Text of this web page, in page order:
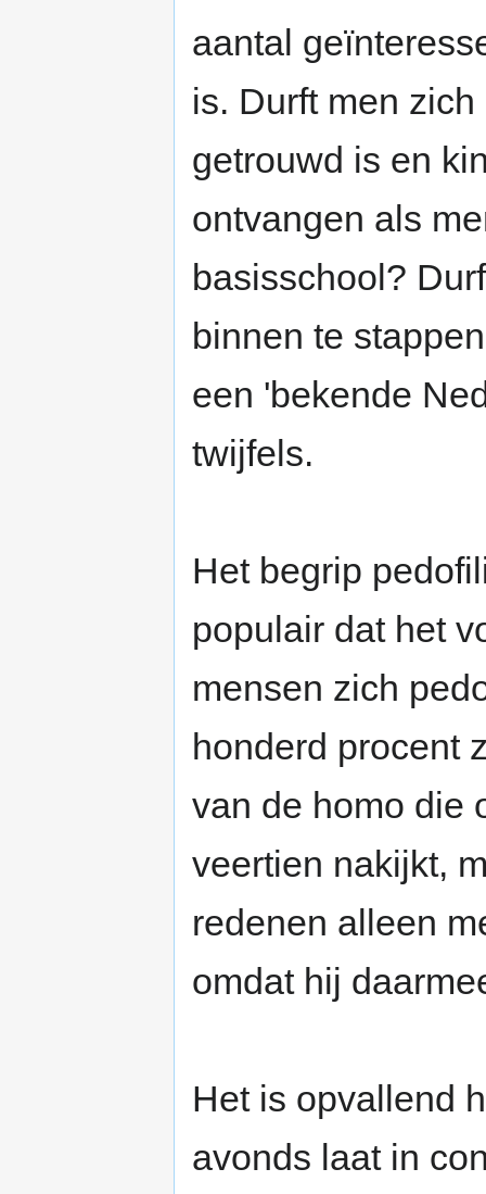
aantal
is. Durft men
getrouwd is en
ontvangen als
basisschool?
binnen te
een 'bekende
twijfels.
Het begrip
populair dat het
mensen zich
honderd procent
van de homo die
veertien nakijkt,
redenen alleen
omdat hij
Het is opvallend
avonds laat in